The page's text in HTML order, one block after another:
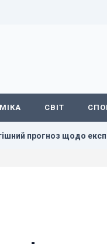
СВІТ
експорту